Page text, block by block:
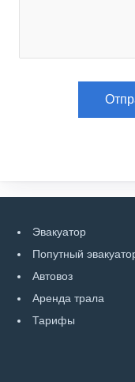
Эвакуатор
Попутный
Автовоз
Аренда трала
Тарифы